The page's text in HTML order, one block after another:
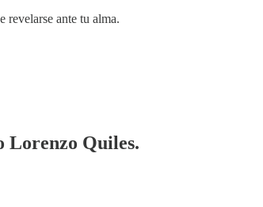
revelarse ante tu alma.
Lorenzo Quiles.